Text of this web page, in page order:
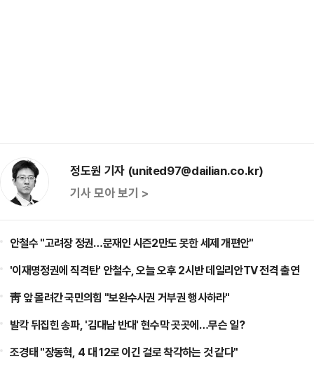
정도원 기자 (united97@dailian.co.kr)
기사 모아 보기 >
안철수 "고려장 정권…문재인 시즌2만도 못한 세제 개편안"
'이재명정권에 직격탄' 안철수, 오늘 오후 2시반 데일리안TV 전격 출연
靑 앞 몰려간 국민의힘 "보완수사권 거부권 행사하라"
발칵 뒤집힌 송파, '김대남 반대' 현수막 곳곳에…무슨 일?
조경태 "장동혁, 4 대 12로 이긴 걸로 착각하는 것 같다"